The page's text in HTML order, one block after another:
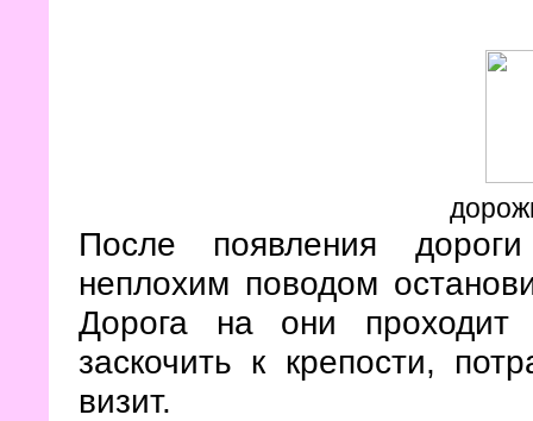
После появления
неплохим поводом
Дорога на они
заскочить к крепости,
визит.